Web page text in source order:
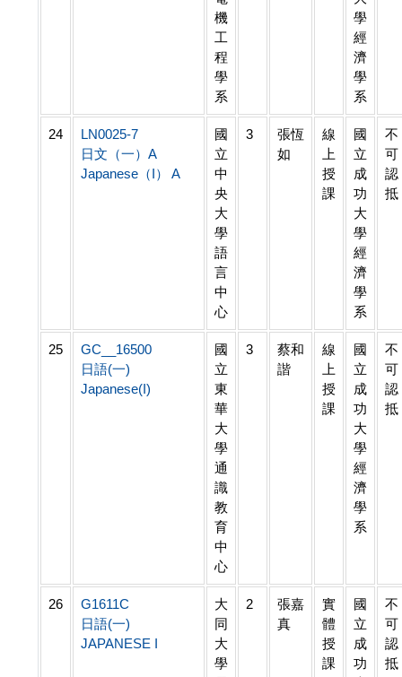
機
工
程
學
系
學
經
濟
學
系
24
LN0025-7
日文（一）A
Japanese（I） A
國
立
中
央
大
學
語
言
中
心
3
張恆
如
線
上
授
課
國
立
成
功
大
學
經
濟
學
系
不
可
認
抵
25
GC__16500
日語(一)
Japanese(I)
國
立
東
華
大
學
通
識
教
育
中
心
3
蔡和
諧
線
上
授
課
國
立
成
功
大
學
經
濟
學
系
不
可
認
抵
26
G1611C
日語(一)
JAPANESE I
大
同
大
學
2
張嘉
真
實
體
授
課
國
立
成
功
不
可
認
抵